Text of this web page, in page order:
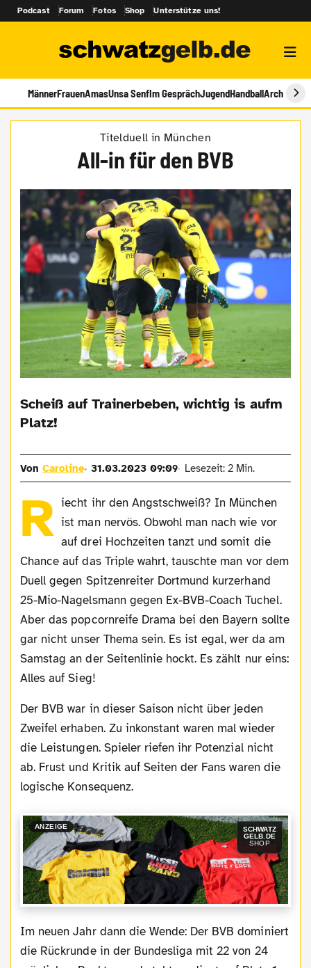
Podcast Forum Fotos Shop Unterstütze uns!
MännerFrauenAmasUnsa SenfIm GesprächJugendHandballArchiv
Titelduell in München
All-in für den BVB
Scheiß auf Trainerbeben, wichtig is aufm
Platz!
VonCaroline 31.03.2023 09:09 Lesezeit: 2 Min.
R iecht ihr den Angstschweiß? In München
ist man nervös. Obwohl man nach wie vor
auf drei Hochzeiten tanzt und somit die
Chance auf das Triple wahrt, tauschte man vor dem
Duell gegen Spitzenreiter Dortmund kurzerhand
25-Mio-Nagelsmann gegen Ex-BVB-Coach Tuchel.
Aber das popcornreife Drama bei den Bayern sollte
gar nicht unser Thema sein. Es ist egal, wer da am
Samstag an der Seitenlinie hockt. Es zählt nur eins:
Alles auf Sieg!
Der BVB war in dieser Saison nicht über jeden
Zweifel erhaben. Zu inkonstant waren mal wieder
die Leistungen. Spieler riefen ihr Potenzial nicht
ab. Frust und Kritik auf Seiten der Fans waren die
logische Konsequenz.
ANZEIGE
SCHWATZ
GELB.DE
SHOP
Im neuen Jahr dann die Wende: Der BVB dominiert
die Rückrunde in der Bundesliga mit 22 von 24